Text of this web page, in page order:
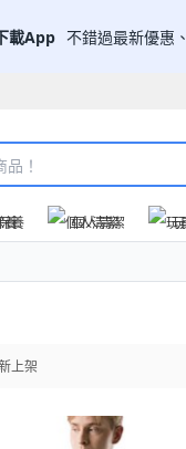
載App 不錯過最新優惠
養 個人清潔
上架